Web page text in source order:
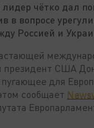
чётко дал
в вопросе
Россией и
президент США
для
сообщает